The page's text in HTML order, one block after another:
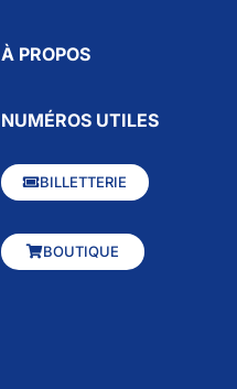
À PROPOS
NUMÉROS UTILES
BILLETTERIE
BOUTIQUE